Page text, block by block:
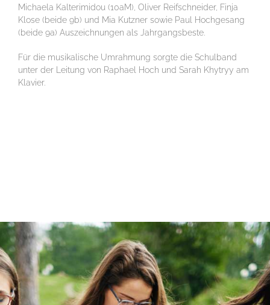
Michaela Kalterimidou (10aM), Oliver Reifschneider, Finja
Klose (beide 9b) und Mia Kutzner sowie Paul Hochgesang
(beide 9a) Auszeichnungen als Jahrgangsbeste.
Für die musikalische Umrahmung sorgte die Schulband
unter der Leitung von Raphael Hoch und Sarah Khytryy am
Klavier.